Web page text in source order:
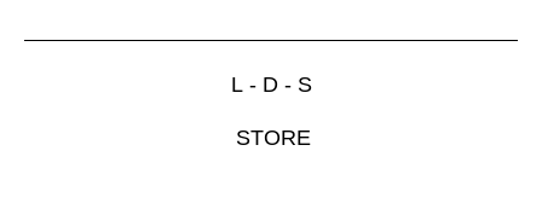
L - D - S
STORE